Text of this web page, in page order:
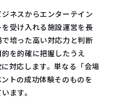
ネスからエンターテイン
受け入れる施設運営を長
培った高い対応力と判断
を的確に把握したうえ
対応します。単なる「会場
トの成功体験そのものを
ます。